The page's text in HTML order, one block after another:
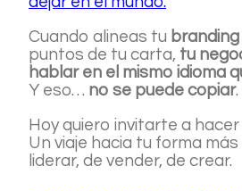
Cuando alineas tu branding
puntos de tu carta, tu
hablar en el mismo idioma
Y eso… no se puede copiar.
Hoy quiero invitarte a hacer
Un viaje hacia tu forma
liderar, de vender, de crear.